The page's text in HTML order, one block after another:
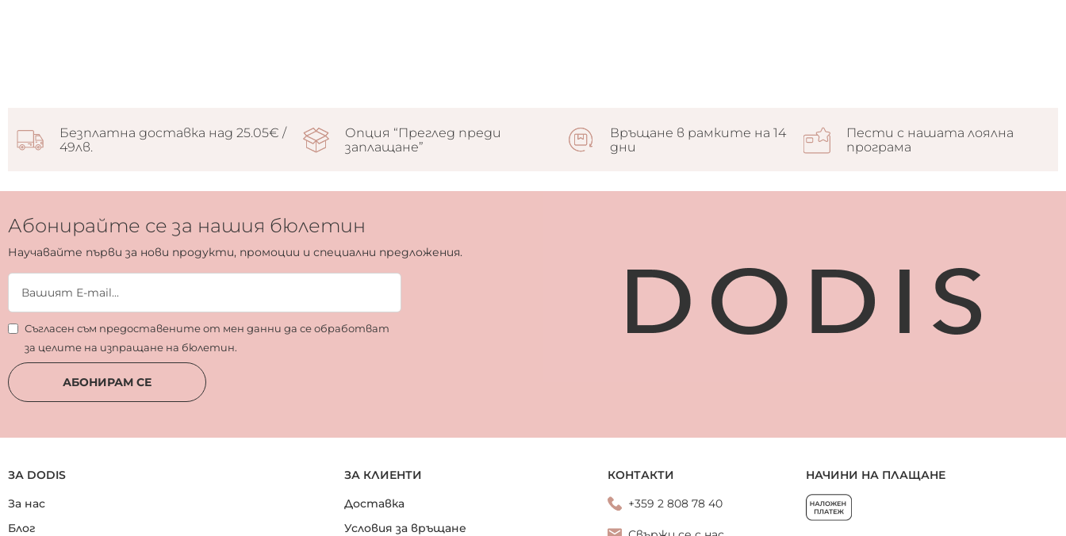
Безплатна доставка над 25.05€ /
49лв.
Опция “Преглед преди
заплащане”
Връщане в рамките на 14
дни
Пести с нашата лоялна
програма
Абонирайте се за нашия бюлетин
Научавайте първи за нови продукти, промоции и специални предложения.
Съгласен съм предоставените от мен данни да се обработват
за целите на изпращане на бюлетин.
АБОНИРАМ СЕ
ЗА DODIS
За нас
Блог
ЗА КЛИЕНТИ
Доставка
Условия за връщане
КОНТАКТИ
+359 2 808 78 40
НАЧИНИ НА ПЛАЩАНЕ